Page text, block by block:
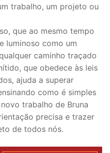
trabalho, um projeto ou
que ao mesmo tempo
luminoso como um
caminho traçado
que obedece às leis
ajuda a superar
como é simples
trabalho de Bruna
precisa e trazer
de todos nós.